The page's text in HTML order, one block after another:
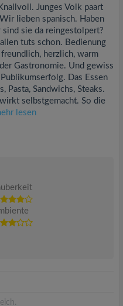
Junges Volk paart
lieben spanisch. Haben
sie da reingestolpert?
tuts schon. Bedienung
herzlich, warm
Gastronomie. Und gewiss
Das Essen
Pasta, Sandwichs, Steaks.
selbstgemacht. So die
lesen